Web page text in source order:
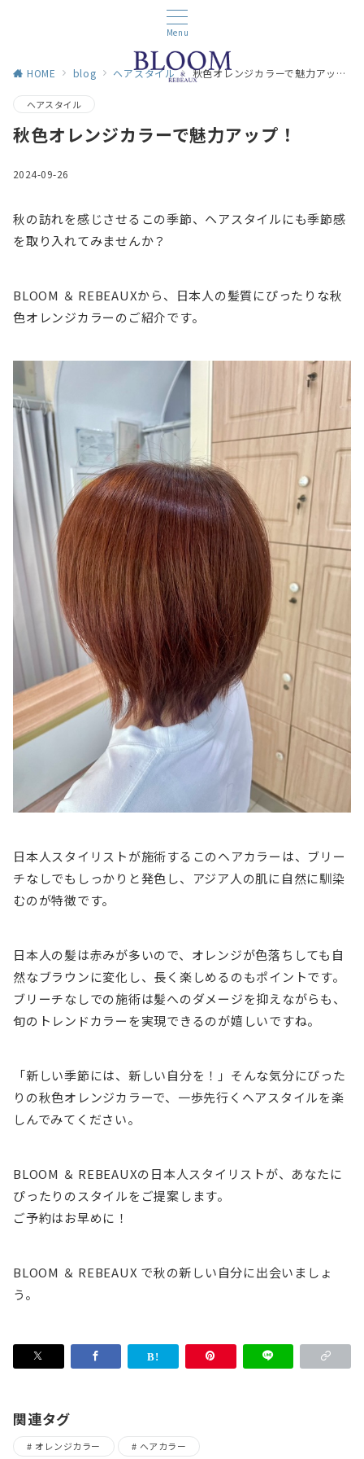
Menu
HOME blog ヘアスタイル 秋色オレンジカラーで魅力アップ！
ヘアスタイル
秋色オレンジカラーで魅力アップ！
2024-09-26
秋の訪れを感じさせるこの季節、ヘアスタイルにも季節感
を取り入れてみませんか？
BLOOM ＆ REBEAUXから、日本人の髪質にぴったりな秋
色オレンジカラーのご紹介です。
日本人スタイリストが施術するこのヘアカラーは、ブリー
チなしでもしっかりと発色し、アジア人の肌に自然に馴染
むのが特徴です。
日本人の髪は赤みが多いので、オレンジが色落ちしても自
然なブラウンに変化し、長く楽しめるのもポイントです。
ブリーチなしでの施術は髪へのダメージを抑えながらも、
旬のトレンドカラーを実現できるのが嬉しいですね。
「新しい季節には、新しい自分を！」そんな気分にぴった
りの秋色オレンジカラーで、一歩先行くヘアスタイルを楽
しんでみてください。
BLOOM ＆ REBEAUXの日本人スタイリストが、あなたに
ぴったりのスタイルをご提案します。
ご予約はお早めに！
BLOOM ＆ REBEAUX で秋の新しい自分に出会いましょ
う。
関連タグ
オレンジカラー ヘアカラー